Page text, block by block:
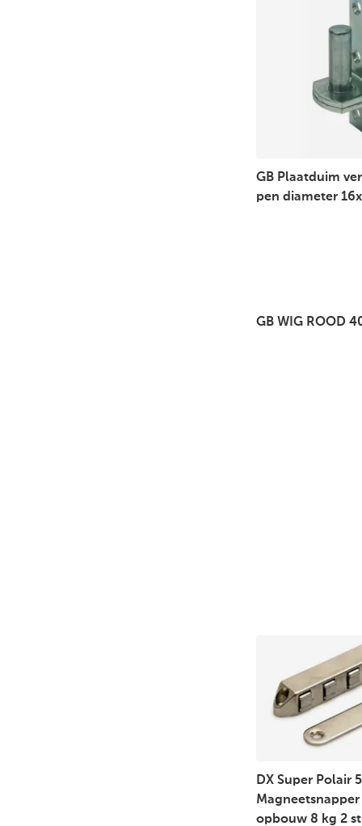
GB Plaatduim
pen diameter
GB WIG ROOD
DX Super Polair
opbouw 8 kg 2 st